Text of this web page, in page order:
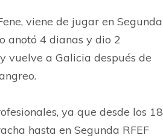
viene de jugar en Segunda
anotó 4 dianas y dio 2
vuelve a Galicia después de
ya que desde los 18
hasta en Segunda RFEF